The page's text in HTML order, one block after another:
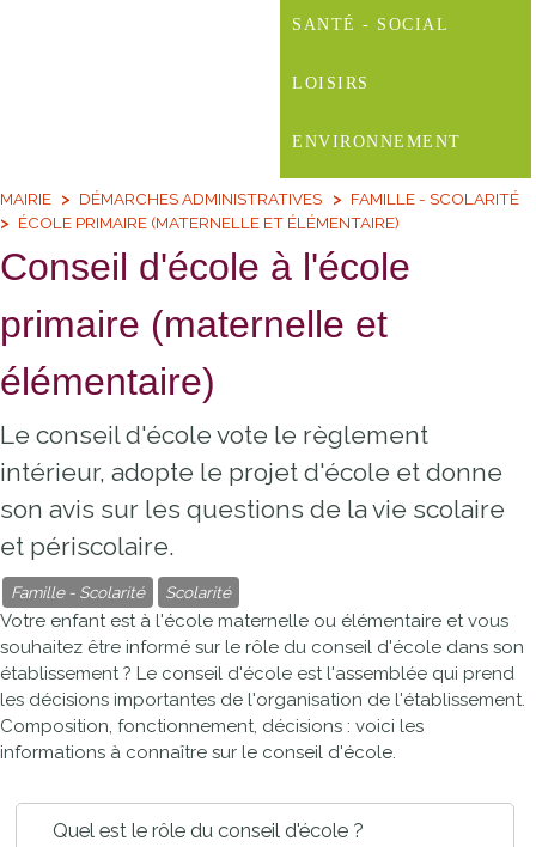
SANTÉ - SOCIAL
LOISIRS
ENVIRONNEMENT
MAIRIE DÉMARCHES ADMINISTRATIVES
FAMILLE - SCOLARITÉ
ÉCOLE PRIMAIRE (MATERNELLE ET ÉLÉMENTAIRE)
Conseil d'école à l'école
primaire (maternelle et
élémentaire)
Le conseil d'école vote le règlement
intérieur, adopte le projet d'école et donne
son avis sur les questions de la vie scolaire
et périscolaire.
Famille - Scolarité Scolarité
Votre enfant est à l'école maternelle ou élémentaire et vous
souhaitez être informé sur le rôle du conseil d'école dans son
établissement ? Le conseil d'école est l'assemblée qui prend
les décisions importantes de l'organisation de l'établissement.
Composition, fonctionnement, décisions : voici les
informations à connaître sur le conseil d'école.
Quel est le rôle du conseil d'école ?